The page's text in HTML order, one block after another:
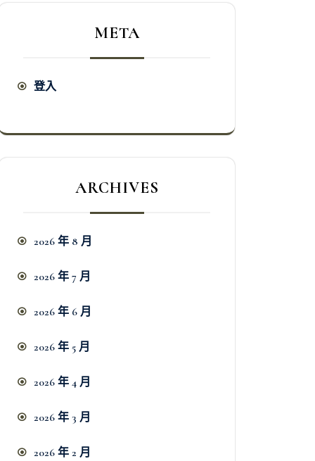
META
登入
ARCHIVES
2026 年 8 月
2026 年 7 月
2026 年 6 月
2026 年 5 月
2026 年 4 月
2026 年 3 月
2026 年 2 月